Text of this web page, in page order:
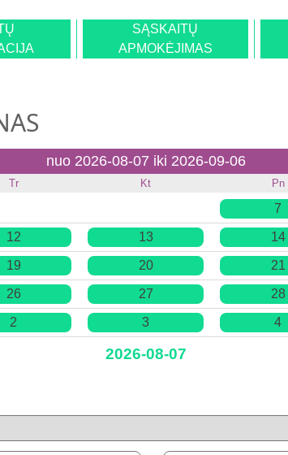
SĄSKAITŲ
APMOKĖJIMAS
nuo 2026-08-07 iki 2026-09-06
Tr Kt Pn
7
12 13 14
19 20 21
26 27 28
2 3 4
2026-08-07